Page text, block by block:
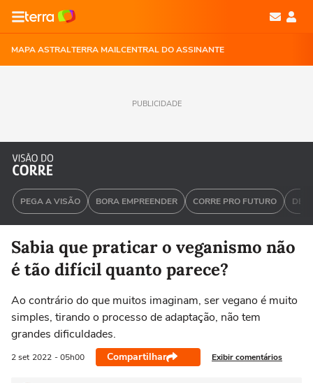
MAPA ASTRALTERRA MAILCENTRAL DO ASSINANTE
PUBLICIDADE
PEGA A VISÃO BORA EMPREENDER CORRE PRO FUTURO DEU
Sabia que praticar o veganismo não
é tão difícil quanto parece?
Ao contrário do que muitos imaginam, ser vegano é muito
simples, tirando o processo de adaptação, não tem
grandes dificuldades.
2 set 2022 - 05h00 Compartilhar Exibir comentários